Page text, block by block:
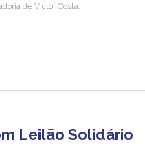
de Victor Costa.
Leilão Solidário